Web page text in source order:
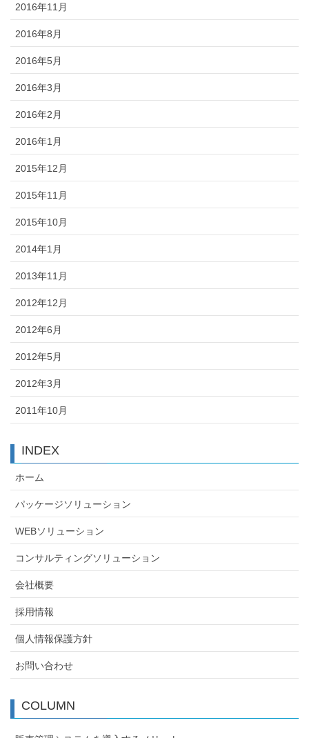
2016年11月
2016年8月
2016年5月
2016年3月
2016年2月
2016年1月
2015年12月
2015年11月
2015年10月
2014年1月
2013年11月
2012年12月
2012年6月
2012年5月
2012年3月
2011年10月
INDEX
ホーム
パッケージソリューション
WEBソリューション
コンサルティングソリューション
会社概要
採用情報
個人情報保護方針
お問い合わせ
COLUMN